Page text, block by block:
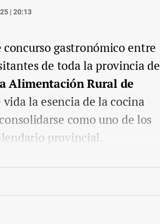
| 20:13
gastronómico entre
de toda la provincia de
Alimentación Rural de
la esencia de la cocina
como uno de los
provincial.